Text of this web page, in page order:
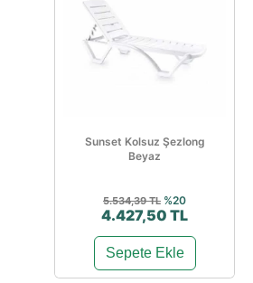
Sunset Kolsuz Şezlong
Beyaz
5.534,39 TL %20
4.427,50 TL
Sepete Ekle